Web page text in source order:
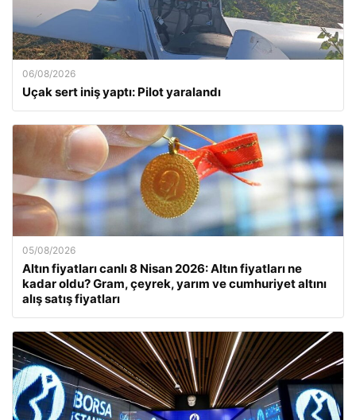
06/08/2026
Uçak sert iniş yaptı: Pilot yaralandı
05/08/2026
Altın fiyatları canlı 8 Nisan 2026: Altın fiyatları ne
kadar oldu? Gram, çeyrek, yarım ve cumhuriyet altını
alış satış fiyatları